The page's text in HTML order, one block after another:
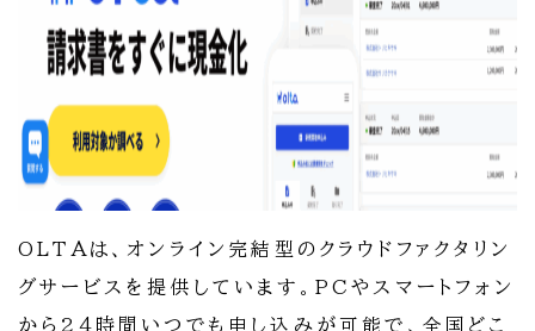
OLTAは、オンライン完結型のクラウドファクタリン
グサービスを提供しています。PCやスマートフォン
から24時間いつでも申し込みが可能で、全国どこ